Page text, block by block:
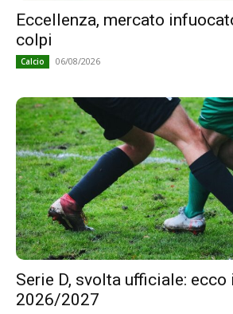
Eccellenza, mercato
colpi
Calcio 06/08/2026
Serie D, svolta ufficiale: ecco
2026/2027